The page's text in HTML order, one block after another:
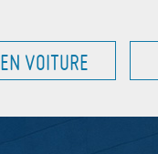
EN VOITURE